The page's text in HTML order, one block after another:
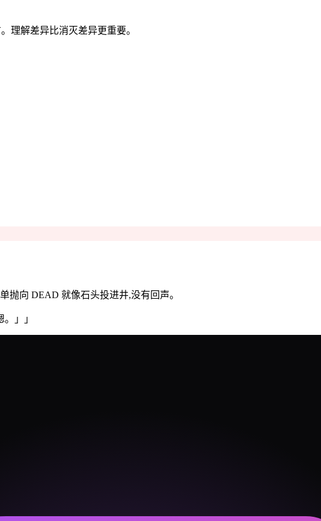
理解差异比消灭差异更重要。
向 DEAD 就像石头投进井,没有回声。
」 」